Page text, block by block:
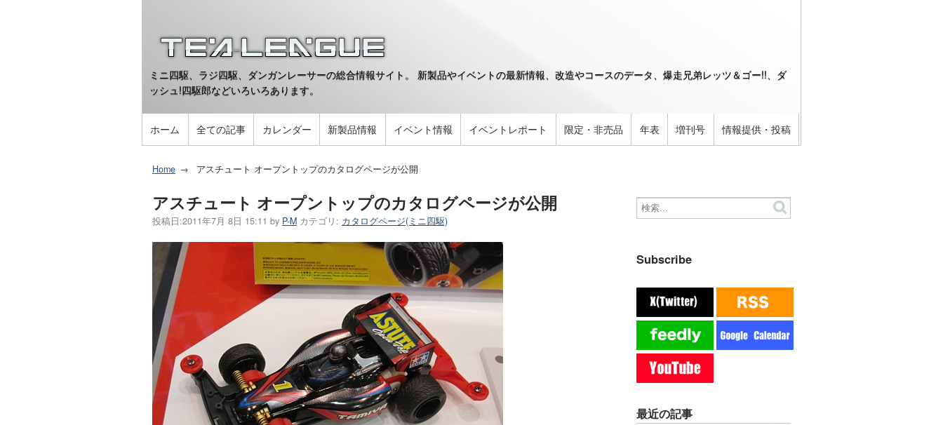
ミニ四駆、ラジ四駆、ダンガンレーサーの総合情報サイト。 新製品やイベントの最新情報、改造やコースのデータ、爆走兄弟レッツ＆ゴー!!、ダ
ッシュ!四駆郎などいろいろあります。
ホーム 全ての記事 カレンダー 新製品情報 イベント情報 イベントレポート 限定・非売品 年表 増刊号 情報提供・投稿
Home アスチュート オープントップのカタログページが公開
アスチュート オープントップのカタログページが公開
投稿日:2011年7月 8日 15:11 by P-M カテゴリ: カタログページ(ミニ四駆)
Subscribe
最近の記事